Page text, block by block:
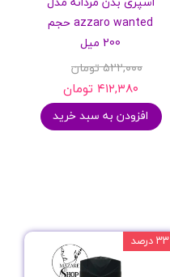
azzaro wanted حجم
200 میل
۵۲۲,۰۰۰ تومان
۴۱۲,۳۸۰ تومان
افزودن به سبد خرید
۳۳ درصد